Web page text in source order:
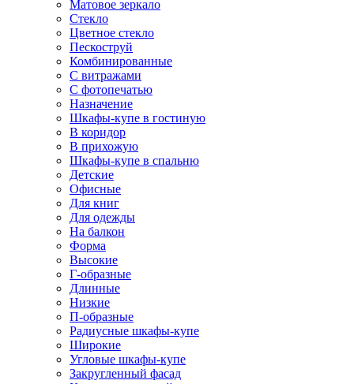
Матовое зеркало
Стекло
Цветное стекло
Пескоструй
Комбинированные
С витражами
С фотопечатью
Назначение
Шкафы-купе в гостиную
В коридор
В прихожую
Шкафы-купе в спальню
Детские
Офисные
Для книг
Для одежды
На балкон
Форма
Высокие
Г-образные
Длинные
Низкие
П-образные
Радиусные шкафы-купе
Широкие
Угловые шкафы-купе
Закругленный фасад